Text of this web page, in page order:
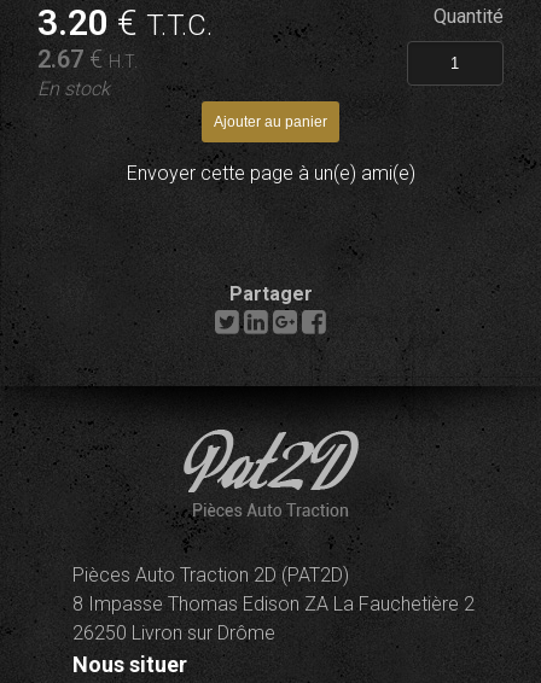
3.20€T.T.C.
2.67 € H.T.
En stock
Quantité
Envoyer cette page à un(e) ami(e)
Partager
Pièces Auto Traction 2D (PAT2D)
8 Impasse Thomas Edison ZA La Fauchetière 2
26250 Livron sur Drôme
Nous situer